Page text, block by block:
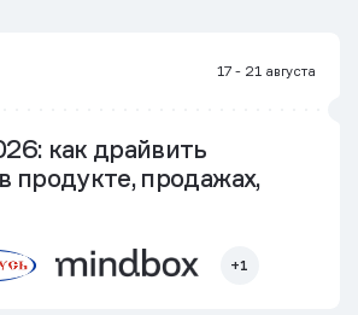
17 - 21 августа
+1
как драйвить
продукте, продажах,